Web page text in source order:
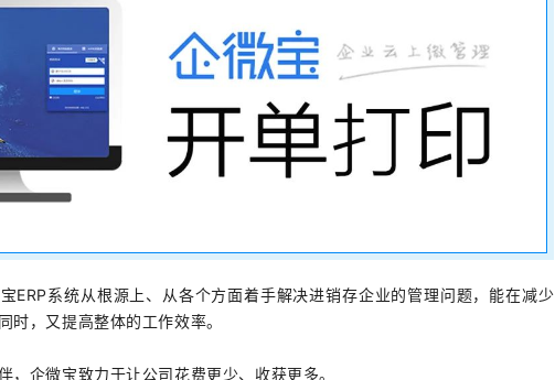
ERP系统从根源上、从各个方面着手解决进销存企业的管理问题，能在减少
时，又提高整体的工作效率。
，企微宝致力于让公司花费更少、收获更多。